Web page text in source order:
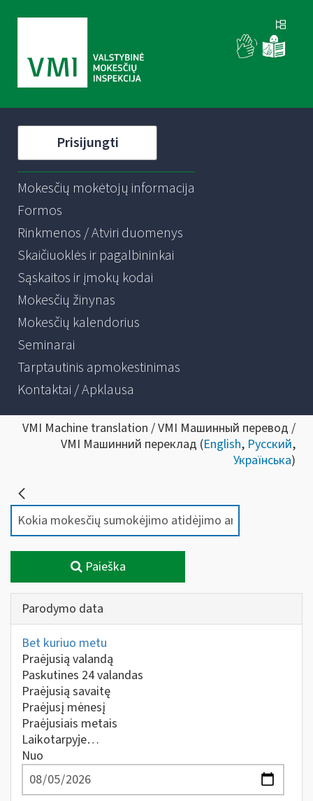
Prisijungti
Mokesčių mokėtojų informacija
Formos
Rinkmenos / Atviri duomenys
Skaičiuoklės ir pagalbininkai
Sąskaitos ir įmokų kodai
Mokesčių žinynas
Mokesčių kalendorius
Seminarai
Tarptautinis apmokestinimas
Kontaktai / Apklausa
VMI Machine translation / VMI Машинный перевод /
VMI Машинний переклад (English, Русский,
Українська)
Paieška
Parodymo data
Bet kuriuo metu
Praėjusią valandą
Paskutines 24 valandas
Praėjusią savaitę
Praėjusį mėnesį
Praėjusiais metais
Laikotarpyje…
Nuo